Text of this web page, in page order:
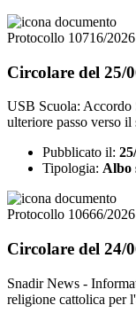
Protocollo 10716/
Circolare del 25/
USB Scuola:
ulteriore passo verso il
Pubblicato il:
Tipologia: Albo
Protocollo 10666/
Circolare del 24/
Snadir News -
religione cattolica per